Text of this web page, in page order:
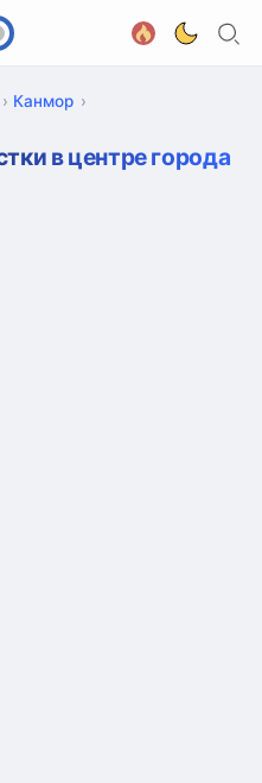
Канмор
в центре города